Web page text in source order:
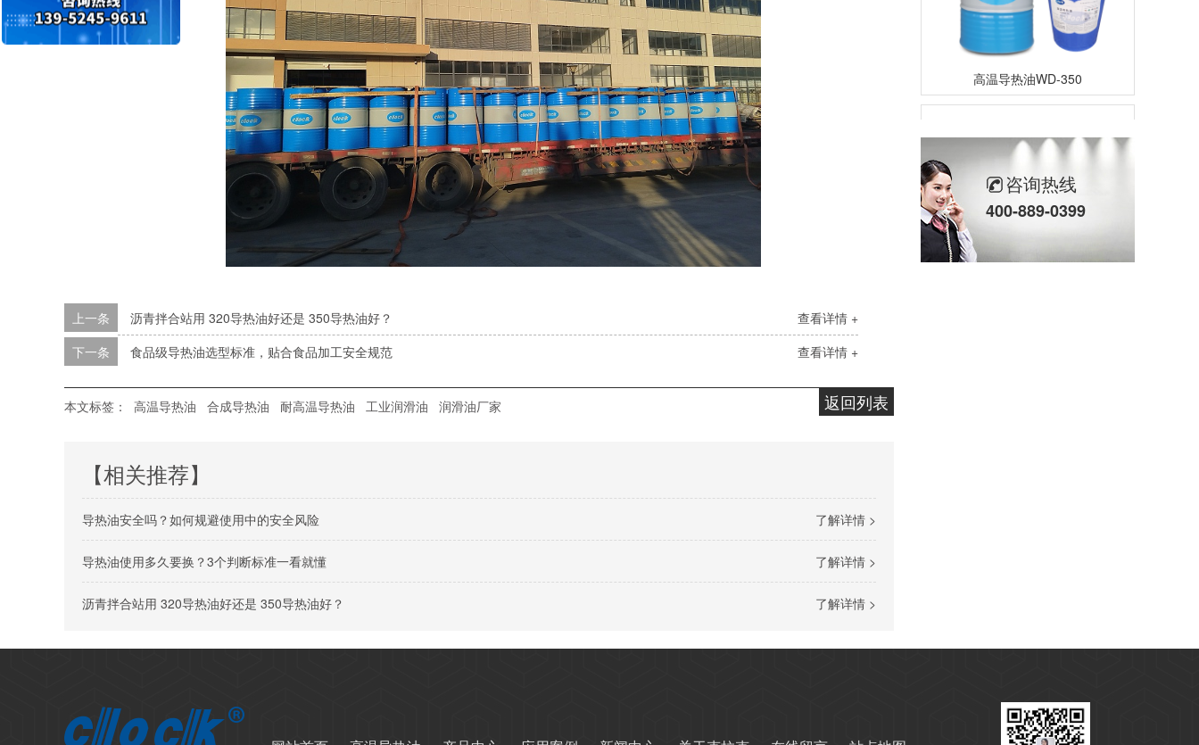
查看详情 +
上一条
沥青拌合站用 320导热油好还是 350导热油好？
查看详情 +
下一条 ​ 食品级导热油选型标准，贴合食品加工安全规范​
返回列表
本文标签： 高温导热油 合成导热油 耐高温导热油 工业润滑油 润滑油厂家
【相关推荐】
了解详情 >
导热油安全吗？如何规避使用中的安全风险
了解详情 >
导热油使用多久要换？3个判断标准一看就懂
了解详情 >
沥青拌合站用 320导热油好还是 350导热油好？
咨询热线
400-889-0399